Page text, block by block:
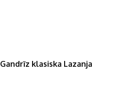
Gandrīz klasiska Lazanja